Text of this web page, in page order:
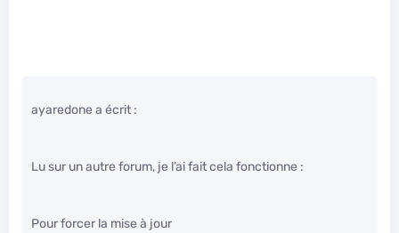
ayaredone a écrit :
Lu sur un autre forum, je l’ai fait cela fonctionne :
Pour forcer la mise à jour